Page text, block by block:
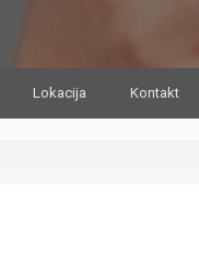
Lokacija Kontakt